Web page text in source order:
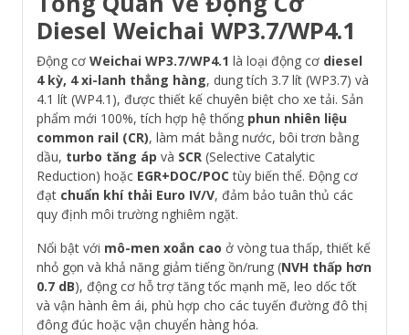
Diesel Weichai WP3.7/WP4.1
Động cơ Weichai WP3.7/WP4.1 là loại động cơ diesel
4 kỳ, 4 xi-lanh thẳng hàng, dung tích 3.7 lít (WP3.7) và
4.1 lít (WP4.1), được thiết kế chuyên biệt cho xe tải. Sản
phẩm mới 100%, tích hợp hệ thống phun nhiên liệu
common rail (CR), làm mát bằng nước, bôi trơn bằng
dầu, turbo tăng áp và SCR (Selective Catalytic
Reduction) hoặc EGR+DOC/POC tùy biến thể. Động cơ
đạt chuẩn khí thải Euro IV/V, đảm bảo tuân thủ các
quy định môi trường nghiêm ngặt.
Nổi bật với mô-men xoắn cao ở vòng tua thấp, thiết kế
nhỏ gọn và khả năng giảm tiếng ồn/rung (NVH thấp hơn
0.7 dB), động cơ hỗ trợ tăng tốc mạnh mẽ, leo dốc tốt
và vận hành êm ái, phù hợp cho các tuyến đường đô thị
đông đúc hoặc vận chuyển hàng hóa.